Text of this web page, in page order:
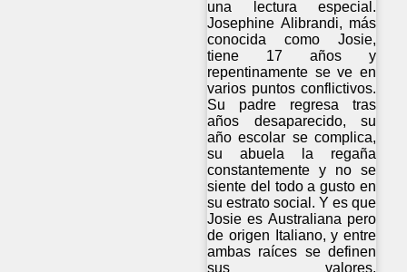
una lectura especial.
Josephine Alibrandi, más
conocida como Josie,
tiene 17 años y
repentinamente se ve en
varios puntos conflictivos.
Su padre regresa tras
años desaparecido, su
año escolar se complica,
su abuela la regaña
constantemente y no se
siente del todo a gusto en
su estrato social. Y es que
Josie es Australiana pero
de origen Italiano, y entre
ambas raíces se definen
sus valores,